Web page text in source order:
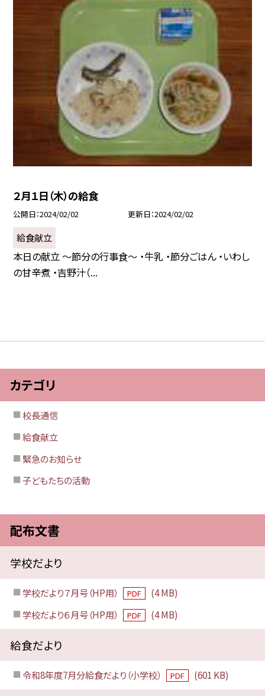
２月１日（木）の給食
公開日 2024/02/02 更新日 2024/02/02
給食献立
本日の献立 〜節分の行事食〜 ・牛乳 ・節分ごはん ・いわし
の甘辛煮 ・吉野汁（...
カテゴリ
校長通信
給食献立
緊急のお知らせ
子どもたちの活動
配布文書
学校だより
学校だより７月号（HP用） PDF
(4 MB)
学校だより６月号（HP用）
PDF (4 MB)
給食だより
令和8年度7月分給食だより（小学校） PDF (601 KB)